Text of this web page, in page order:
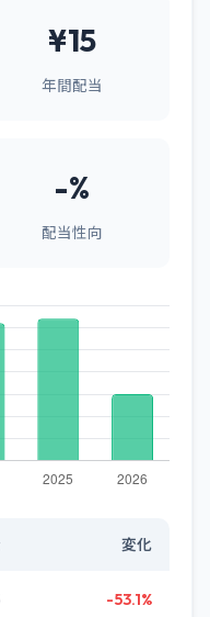
¥15
年間配当
-%
配当性向
変化
-53.1%